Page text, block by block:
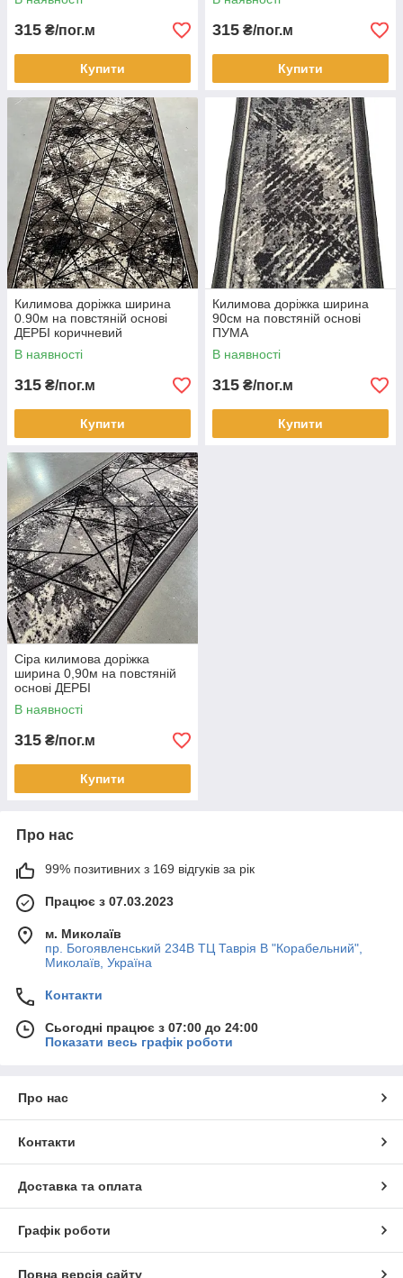
315 ₴/пог.м
Купити
315 ₴/пог.м
Купити
Килимова доріжка ширина
0.90м на повстяній основі
ДЕРБІ коричневий
В наявності
315 ₴/пог.м
Купити
Килимова доріжка ширина
90см на повстяній основі
ПУМА
В наявності
315 ₴/пог.м
Купити
Сіра килимова доріжка
ширина 0,90м на повстяній
основі ДЕРБІ
В наявності
315 ₴/пог.м
Купити
Про нас
99% позитивних з 169 відгуків за рік
Працює з 07.03.2023
м. Миколаїв
пр. Богоявленський 234В ТЦ Таврія В "Корабельний",
Миколаїв, Україна
Контакти
Сьогодні працює з 07:00 до 24:00
Показати весь графік роботи
Про нас
Контакти
Доставка та оплата
Графік роботи
Повна версія сайту